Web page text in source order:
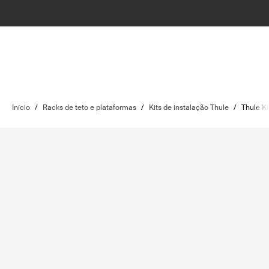
Início / Racks de teto e plataformas / Kits de instalação Thule / Thule